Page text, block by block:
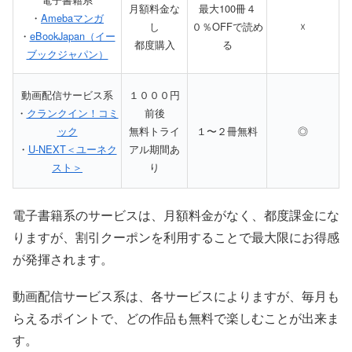
・ Amebaマンガ
・ eBookJapan（イー
ブックジャパン）
月額料金な
し
都度購入
最大100冊４
０％OFFで読め
る
☓
動画配信サービス系
・ クランクイン！コミ
ック
・ U-NEXT＜ユーネク
スト＞
１０００円
前後
無料トライ
アル期間あ
り
１〜２冊無料 ◎
電子書籍系のサービスは、月額料金がなく、都度課金にな
りますが、割引クーポンを利用することで最大限にお得感
が発揮されます。
動画配信サービス系は、各サービスによりますが、毎月も
らえるポイントで、どの作品も無料で楽しむことが出来ま
す。